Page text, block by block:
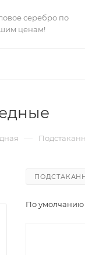
серебро по
ценам!
—
По умолчанию